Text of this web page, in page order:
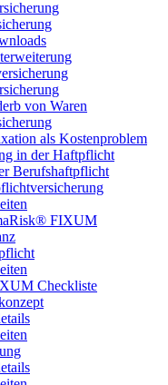
von Waren
als Kostenproblem
in der Haftpflicht
Berufshaftpflicht
FIXUM
Checkliste